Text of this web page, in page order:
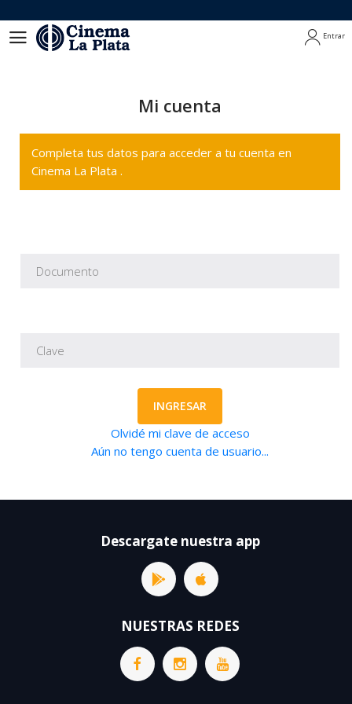
Entrar
Mi cuenta
Completa tus datos para acceder a tu cuenta en
Cinema La Plata .
INGRESAR
Olvidé mi clave de acceso
Aún no tengo cuenta de usuario...
Descargate nuestra app
NUESTRAS REDES